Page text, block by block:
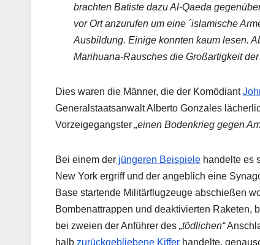
brachten Batiste dazu Al-Qaeda
vor Ort anzurufen um eine ´islamische
Ausbildung. Einige konnten kaum lesen.
Marihuana-Rausches die Großartigkeit
Dies waren die Männer, die der Komödiant
Generalstaatsanwalt Alberto Gonzales
Vorzeigegangster „einen Bodenkrieg gegen
Bei einem der jüngeren Beispiele handelte es
New York ergriff und der angeblich eine
Base startende Militärflugzeuge abschießen
Bombenattrappen und deaktivierten Raketen,
bei zweien der Anführer des „tödlichen“
halb zurückgebliebene Kiffer handelte,